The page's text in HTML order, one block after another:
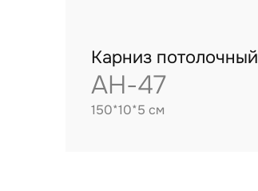
Карниз потолочный
AH-47
150*10*5 см